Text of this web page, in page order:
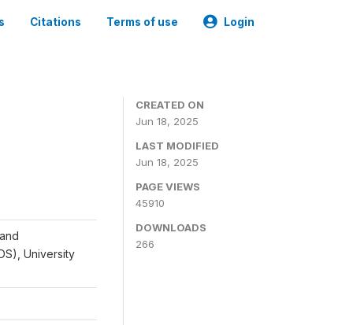
Citations Terms of use Login
University
CREATED ON
Jun 18, 2025
LAST MODIFIED
Jun 18, 2025
PAGE VIEWS
45910
DOWNLOADS
266